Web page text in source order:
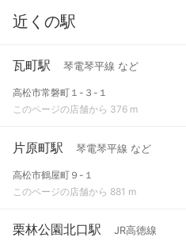
近くの駅
瓦町駅 琴電琴平線 など
高松市常磐町１-３-１
このページの店舗から 376 m
片原町駅 琴電琴平線 など
高松市鶴屋町９-１
このページの店舗から 881 m
栗林公園北口駅 JR高徳線